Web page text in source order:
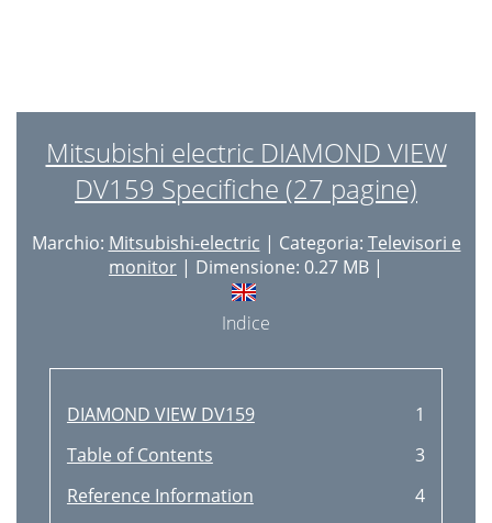
Mitsubishi electric DIAMOND VIEW
DV159 Specifiche (27 pagine)
Marchio: Mitsubishi-electric | Categoria: Televisori e
monitor | Dimensione: 0.27 MB |
Indice
DIAMOND VIEW DV159
1
Table of Contents
3
Reference Information
4